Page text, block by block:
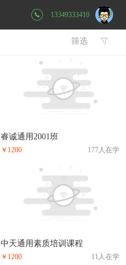
13349333410

筛选
睿诚通用2001班
￥1200 177人在学
中天通用素质培训课程
￥1200 11人在学